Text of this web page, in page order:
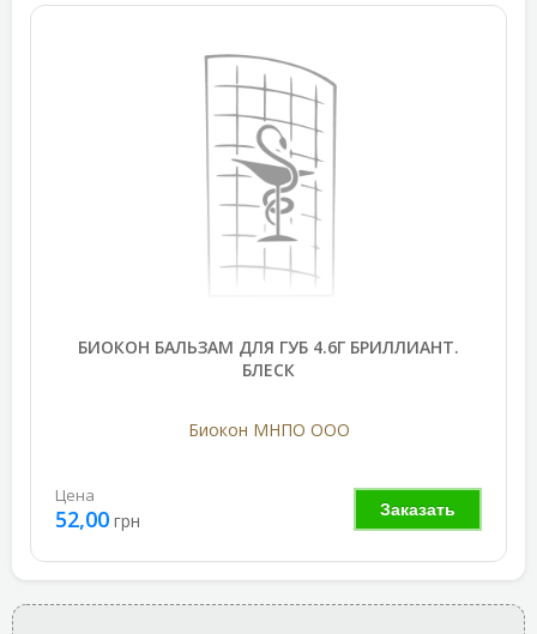
БИОКОН БАЛЬЗАМ ДЛЯ ГУБ 4.6Г БРИЛЛИАНТ.
БЛЕСК
Биокон МНПО ООО
Заказать
Цена
52,00 грн